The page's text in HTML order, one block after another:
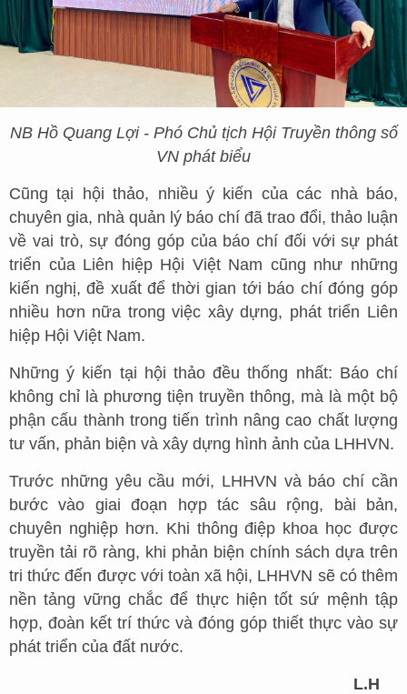
NB Hồ Quang Lợi - Phó Chủ tịch Hội Truyền thông số
VN phát biểu
Cũng tại hội thảo, nhiều ý kiến của các nhà báo,
chuyên gia, nhà quản lý báo chí đã trao đổi, thảo luận
về vai trò, sự đóng góp của báo chí đối với sự phát
triển của Liên hiệp Hội Việt Nam cũng như những
kiến nghị, đề xuất để thời gian tới báo chí đóng góp
nhiều hơn nữa trong việc xây dựng, phát triển Liên
hiệp Hội Việt Nam.
Những ý kiến tại hội thảo đều thống nhất: Báo chí
không chỉ là phương tiện truyền thông, mà là một bộ
phận cấu thành trong tiến trình nâng cao chất lượng
tư vấn, phản biện và xây dựng hình ảnh của LHHVN.
Trước những yêu cầu mới, LHHVN và báo chí cần
bước vào giai đoạn hợp tác sâu rộng, bài bản,
chuyên nghiệp hơn. Khi thông điệp khoa học được
truyền tải rõ ràng, khi phản biện chính sách dựa trên
tri thức đến được với toàn xã hội, LHHVN sẽ có thêm
nền tảng vững chắc để thực hiện tốt sứ mệnh tập
hợp, đoàn kết trí thức và đóng góp thiết thực vào sự
phát triển của đất nước.
L.H